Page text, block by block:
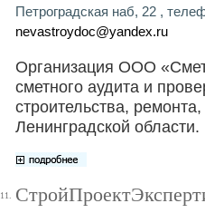
Петроградская наб, 22 ,
nevastroydoc@yandex.ru
Организация ООО
сметного аудита и
строительства,
Ленинградской области.
11.